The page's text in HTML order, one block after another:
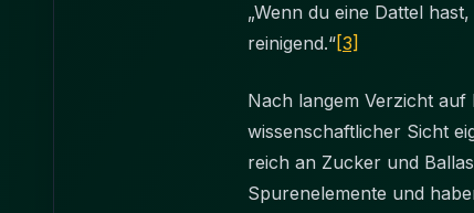
„Wenn du eine Dattel
reinigend.“[3]
Nach langem Verzicht
wissenschaftlicher Sicht
reich an Zucker und
Spurenelemente und